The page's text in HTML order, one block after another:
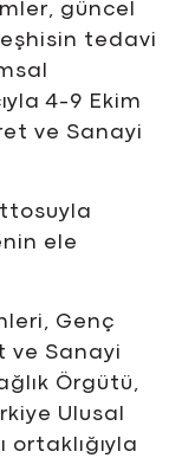
güncel
tedavi
4-9 Ekim
ve Sanayi
ele
Genç
ve Sanayi
Örgütü,
Ulusal
ortaklığıyla